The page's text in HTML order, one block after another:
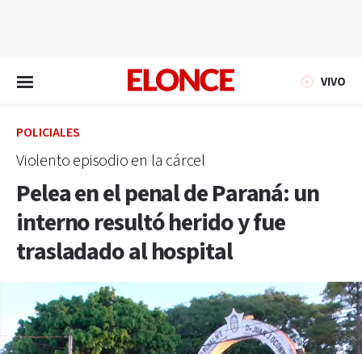
VIVO
POLICIALES
Violento episodio en la cárcel
Pelea en el penal de Paraná: un
interno resultó herido y fue
trasladado al hospital